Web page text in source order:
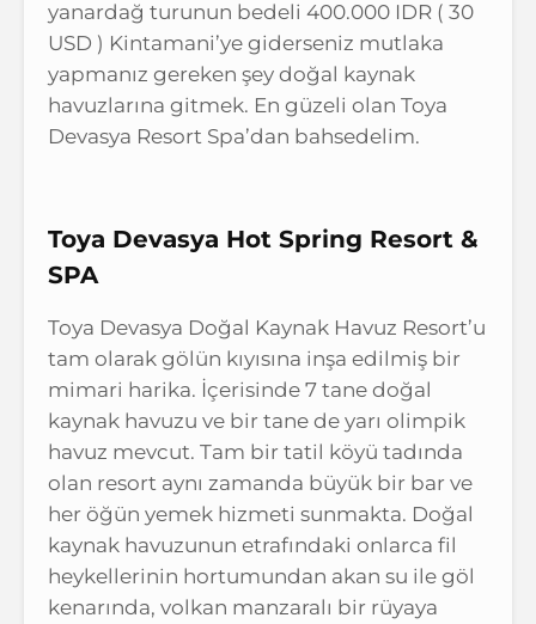
yanardağ turunun bedeli 400.000 IDR ( 30
USD ) Kintamani’ye giderseniz mutlaka
yapmanız gereken şey doğal kaynak
havuzlarına gitmek. En güzeli olan Toya
Devasya Resort Spa’dan bahsedelim.
Toya Devasya Hot Spring Resort &
SPA
Toya Devasya Doğal Kaynak Havuz Resort’u
tam olarak gölün kıyısına inşa edilmiş bir
mimari harika. İçerisinde 7 tane doğal
kaynak havuzu ve bir tane de yarı olimpik
havuz mevcut. Tam bir tatil köyü tadında
olan resort aynı zamanda büyük bir bar ve
her öğün yemek hizmeti sunmakta. Doğal
kaynak havuzunun etrafındaki onlarca fil
heykellerinin hortumundan akan su ile göl
kenarında, volkan manzaralı bir rüyaya